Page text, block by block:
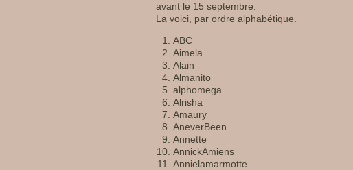
avant le 15 septembre.
La voici, par ordre alphabétique.
ABC
Aimela
Alain
Almanito
alphomega
Alrisha
Amaury
AneverBeen
Annette
AnnickAmiens
Annielamarmotte